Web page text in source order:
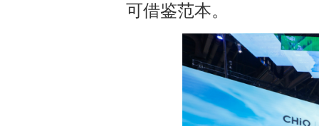
可借鉴范本。